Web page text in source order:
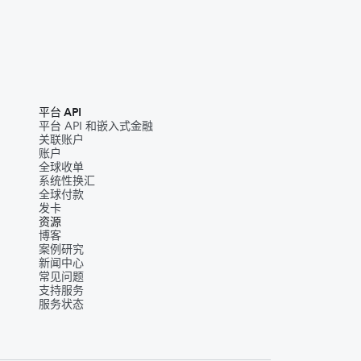
平台 API
平台 API 和嵌入式金融
关联账户
账户
全球收单
系统性换汇
全球付款
发卡
资源
博客
案例研究
新闻中心
常见问题
支持服务
服务状态